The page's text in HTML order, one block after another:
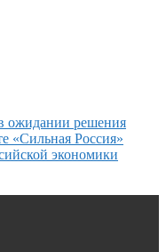
ожидании решения
«Сильная Россия»
экономики